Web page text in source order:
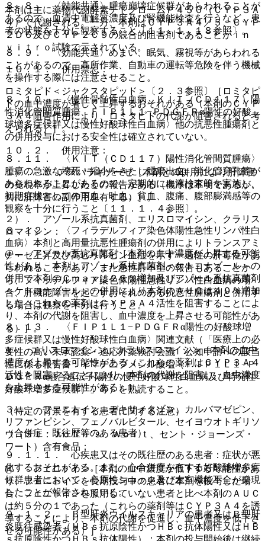
本剤は主に薬物代謝酵素チトクロームＰ４５０（ＣＹＰ３Ａ
４）で代謝される。一方、本剤はＣＹＰ３Ａ４／５、ＣＹＰ
２Ｄ６及びＣＹＰ２Ｃ９の競合的阻害剤であることがｉｎ
ｖｉｔｒｏ試験で示されている。
１０．１． 併用禁忌：
ロミタピド＜ジャクスタピッド＞〔２．３参照〕［ロミタピ
ドの血中濃度が著しく上昇するおそれがある（本剤のＣＹＰ
３Ａ４阻害作用により、ロミタピドの代謝が阻害されると考
えられる）］。
１０．２． 併用注意：
１）． Ｌ−アスパラギナーゼ［本剤との併用により肝障害
の発現率が上昇したとの報告がある（機序は不明であるが、
共に肝障害の副作用を有する）］。
２）． アゾール系抗真菌剤、エリスロマイシン、クラリス
ロマイシン：
@． アゾール系抗真菌剤［本剤の血中濃度が上昇する可能
性があり、本剤とアゾール系抗真菌剤＜ケトコナゾール＞の
併用で本剤のＣｍａｘは２６％増加及びアゾール系抗真菌剤
＜ケトコナゾール＞の併用により本剤のＡＵＣは４０％増加
した（これらの薬剤はＣＹＰ３Ａ４活性を阻害することによ
り、本剤の代謝を阻害し、血中濃度を上昇させる可能性があ
る）］。
A． エリスロマイシン、クラリスロマイシン［本剤の血中
濃度が上昇する可能性がある（これらの薬剤はＣＹＰ３Ａ４
活性を阻害することにより、本剤の代謝を阻害し、血中濃度
を上昇させる可能性がある）］。
３）． フェニトイン、デキサメタゾン、カルバマゼピン、
リファンピシン、フェノバルビタール、セイヨウオトギリソ
ウ（Ｓｔ．Ｊｏｈｎ’ｓ Ｗｏｒｔ、セント・ジョーンズ・
ワート）含有食品：
@． フェニトイン［本剤の血中濃度が低下する可能性があ
り、フェニトインを長期投与中の患者に本剤を投与した場
合、フェニトインを服用していない患者と比べ本剤のＡＵＣ
は約５分の１であった（これらの薬剤等はＣＹＰ３Ａ４を誘
導することにより、本剤の代謝を促進し、血中濃度を低下さ
せる可能性がある）］。
８．８． 〈効能共通〉腫瘍崩壊症候群があらわれることが
あるので、血清中電解質濃度及び腎機能検査を行うなど、患
者の状態を十分に観察すること〔１１．１．１８参照〕。
８．９． 〈効能共通〉めまい、眠気、霧視等があらわれる
ことがあるので、高所作業、自動車の運転等危険を伴う機械
を操作する際には注意させること。
８．１０． 〈慢性骨髄性白血病、ＫＩＴ（ＣＤ１１７）陽
性消化管間質腫瘍、ＦＩＰ１Ｌ１−ＰＤＧＦＲα陽性の好酸
球増多症候群又は慢性好酸球性白血病〉他の抗悪性腫瘍剤と
の併用投与における安全性は確立されていない。
８．１１． 〈ＫＩＴ（ＣＤ１１７）陽性消化管間質腫瘍〉
腫瘍の急激な壊死・縮小をきたし腫瘍出血、消化管穿孔等が
あらわれることがあるので、定期的に血液検査等を実施し、
初期症状としての下血、吐血、貧血、腹痛、腹部膨満感等の
観察を十分に行うこと〔１１．１．４参照〕。
８．１２． 〈フィラデルフィア染色体陽性急性リンパ性白
血病〉本剤と高用量抗悪性腫瘍剤の併用によりトランスアミ
ナーゼ上昇及び高ビリルビン血症を示す一過性の肝毒性があ
らわれることがあり、また急性肝不全の報告もあることか
ら、フィラデルフィア染色体陽性急性リンパ性白血病の場
合、肝機能障害を起こすおそれのある抗悪性腫瘍剤と併用す
る場合は観察を十分に行うこと。
８．１３． 〈ＦＩＰ１Ｌ１−ＰＤＧＦＲα陽性の好酸球増
多症候群又は慢性好酸球性白血病〉関連文献（「医療上の必
要性の高い未承認薬・適応外薬検討会議 公知申請への該当
性に係る報告書：イマチニブメシル酸塩（ＦＩＰ１Ｌ１−Ｐ
ＤＧＦＲα融合遺伝子陽性の慢性好酸球性白血病及び特発性
好酸球増多症候群）」等）を熟読すること。
（特定の背景を有する患者に関する注意）
（合併症・既往歴等のある患者）
９．１．１． 心疾患又はその既往歴のある患者：症状が悪
化するおそれがある。また、心合併症を有する好酸球増多症
候群患者において、心原性ショック及び左室機能不全が発現
したことが報告されている。
９．１．２． Ｂ型肝炎ウイルスキャリアの患者又はＢ型肝
炎既往感染者（ＨＢｓ抗原陰性かつＨＢｃ抗体陽性又はＨＢ
ｓ抗原陰性かつＨＢｓ抗体陽性）：本剤の投与開始後は継続